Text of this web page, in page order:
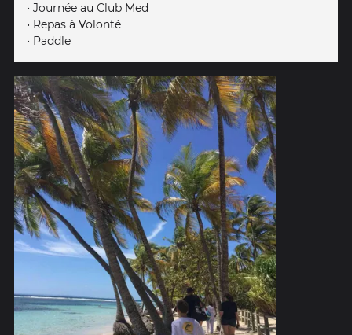
• Journée au Club Med
• Repas à Volonté
• Paddle